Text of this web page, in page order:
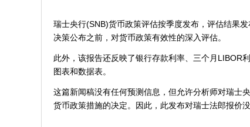
瑞士央行(SNB)货币政策评估按季度发布，评估结果
决策公布之前，对货币政策有效性的深入评估。
此外，该报告还反映了银行存款利率、三个月LIBOR
图表和数据表。
这篇新闻稿没有任何预测信息，但允许分析师对瑞士
货币政策措施的决定。因此，此发布对瑞士法郎报价